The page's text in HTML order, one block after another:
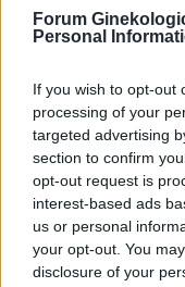
Forum
Personal
If you wish to opt-out
processing of your
targeted advertising
section to confirm
opt-out request is
interest-based ads
us or personal
your opt-out. You
disclosure of your
Hej od